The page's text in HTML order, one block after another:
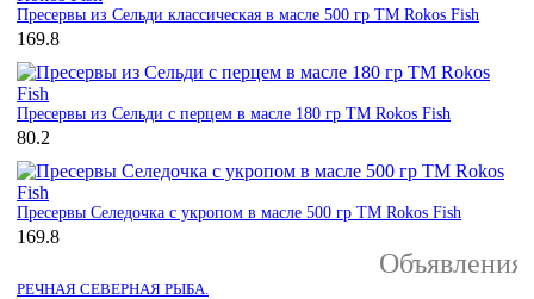
Пресервы из Сельди классическая в масле 500 гр ТМ Rokos Fish
169.8
Пресервы из Сельди с перцем в масле 180 гр ТМ Rokos Fish
80.2
Пресервы Селедочка с укропом в масле 500 гр ТМ Rokos Fish
169.8
Объявления
РЕЧНАЯ СЕВЕРНАЯ РЫБА.